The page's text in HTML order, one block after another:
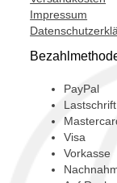
Impressum
PayPal
Lastschrift
Visa
Vorkasse